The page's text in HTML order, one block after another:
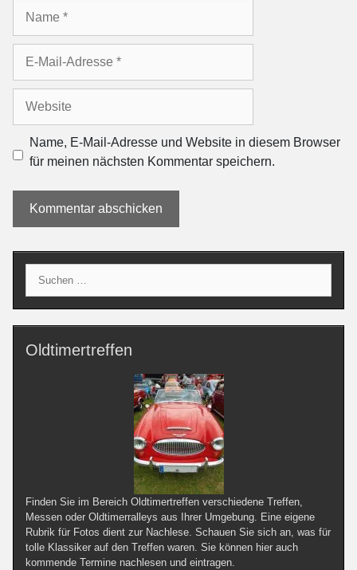
Adresse
Name, E-Mail-Adresse und Website in diesem Browser
für meinen nächsten Kommentar speichern.
nach:
Oldtimertreffen
Finden Sie im Bereich Oldtimertreffen verschiedene Treffen,
Messen oder Oldtimerralleys aus Ihrer Umgebung. Eine eigene
Rubrik für Fotos dient zur Nachlese. Schauen Sie sich an, was für
tolle Klassiker auf den Treffen waren. Sie können hier auch
kommende Termine nachlesen und eintragen.